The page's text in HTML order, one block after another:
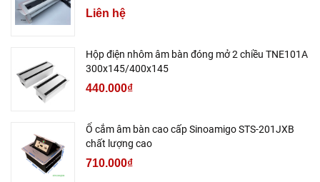
Liên hệ
Hộp điện nhôm âm bàn đóng mở 2 chiều TNE101A
300x145/400x145
440.000₫
Ổ cắm âm bàn cao cấp Sinoamigo STS-201JXB
chất lượng cao
710.000₫